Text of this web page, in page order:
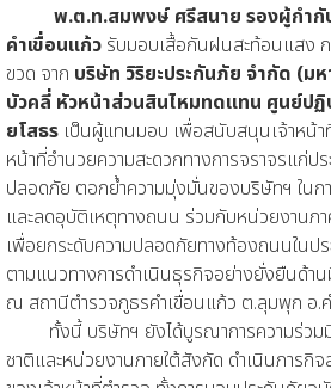
พ.ต.ท.สมพงษ์ ศรีสนาย รองผู้กำกั
คำเขื่อนแก้ว รับมอบเสื้อกันฝนสะท้อนแสง
ขวด จาก บริษัท วิริยะประกันภัย จำกัด (ม
บัวคลี่ หัวหน้าส่วนสินไหมทดแทน ศูนย์ป
ยโสธร เป็นผู้แทนมอบ เพื่อสนับสนุนเจ้าหน้
หน้าที่อำนวยความสะดวกทางการจราจรแก่ป
ปลอดภัย ตอกย้ำความมุ่งมั่นของบริษัทฯ ในก
และลดอุบัติเหตุทางถนน ร่วมกับหน่วยงานภ
เพื่อยกระดับความปลอดภัยทางท้องถนนในป
ตามแนวทางการดำเนินธุรกิจอย่างยั่งยืนด้า
ณ สถานีตำรวจภูธรคำเขื่อนแก้ว ต.ลุมพุก อ.
ทั้งนี้ บริษัทฯ ยังได้บูรณาการความร่วม
ชาติและหน่วยงานภายใต้สังกัด ดำเนินภารกิ